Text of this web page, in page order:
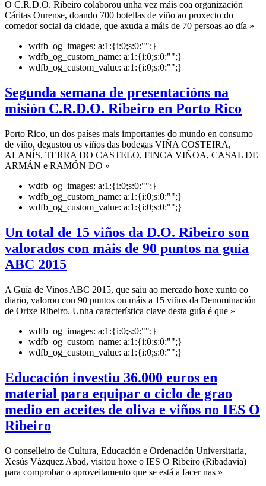
O C.R.D.O. Ribeiro colaborou unha vez máis coa organización
Cáritas Ourense, doando 700 botellas de viño ao proxecto do
comedor social da cidade, que axuda a máis de 70 persoas ao día »
wdfb_og_images: a:1:{i:0;s:0:"";}
wdfb_og_custom_name: a:1:{i:0;s:0:"";}
wdfb_og_custom_value: a:1:{i:0;s:0:"";}
Segunda semana de presentacións na
misión C.R.D.O. Ribeiro en Porto Rico
Porto Rico, un dos países mais importantes do mundo en consumo
de viño, degustou os viños das bodegas VIÑA COSTEIRA,
ALANÍS, TERRA DO CASTELO, FINCA VIÑOA, CASAL DE
ARMÁN e RAMÓN DO »
wdfb_og_images: a:1:{i:0;s:0:"";}
wdfb_og_custom_name: a:1:{i:0;s:0:"";}
wdfb_og_custom_value: a:1:{i:0;s:0:"";}
Un total de 15 viños da D.O. Ribeiro son
valorados con máis de 90 puntos na guía
ABC 2015
A Guía de Vinos ABC 2015, que saiu ao mercado hoxe xunto co
diario, valorou con 90 puntos ou máis a 15 viños da Denominación
de Orixe Ribeiro. Unha característica clave desta guía é que »
wdfb_og_images: a:1:{i:0;s:0:"";}
wdfb_og_custom_name: a:1:{i:0;s:0:"";}
wdfb_og_custom_value: a:1:{i:0;s:0:"";}
Educación investiu 36.000 euros en
material para equipar o ciclo de grao
medio en aceites de oliva e viños no IES O
Ribeiro
O conselleiro de Cultura, Educación e Ordenación Universitaria,
Xesús Vázquez Abad, visitou hoxe o IES O Ribeiro (Ribadavia)
para comprobar o aproveitamento que se está a facer nas »